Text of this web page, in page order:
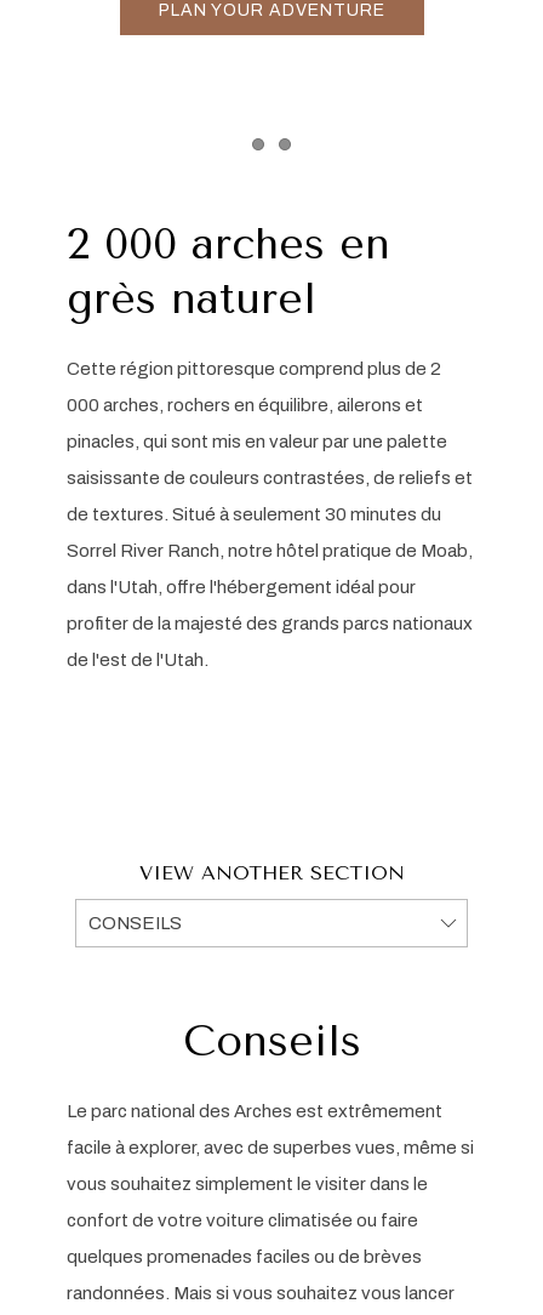
PLAN YOUR ADVENTURE
2 000 arches en
grès naturel
Cette région pittoresque comprend plus de 2
000 arches, rochers en équilibre, ailerons et
pinacles, qui sont mis en valeur par une palette
saisissante de couleurs contrastées, de reliefs et
de textures. Situé à seulement 30 minutes du
Sorrel River Ranch, notre hôtel pratique de Moab,
dans l'Utah, offre l'hébergement idéal pour
profiter de la majesté des grands parcs nationaux
de l'est de l'Utah.
VIEW ANOTHER SECTION
Conseils
Le parc national des Arches est extrêmement
facile à explorer, avec de superbes vues, même si
vous souhaitez simplement le visiter dans le
confort de votre voiture climatisée ou faire
quelques promenades faciles ou de brèves
randonnées. Mais si vous souhaitez vous lancer